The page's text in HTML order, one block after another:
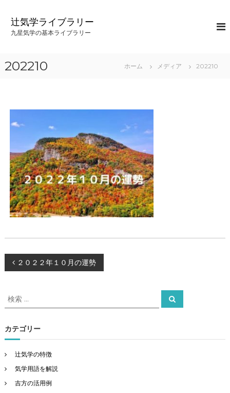
ス
辻気学ライブラリー
九星気学の基本ライブラリー
202210 ホーム メディア 202210
投
ナ
ビ
ゲ
ー
２０２２年１０月の運勢
検
索
象
:
検
索
カテゴリー
辻気学の特徴
気学用語を解説
吉方の活用例